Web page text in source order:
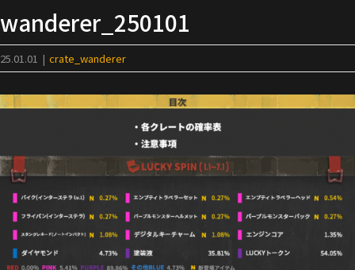
to
content
wanderer_250101
25.01.01 | crate_wanderer